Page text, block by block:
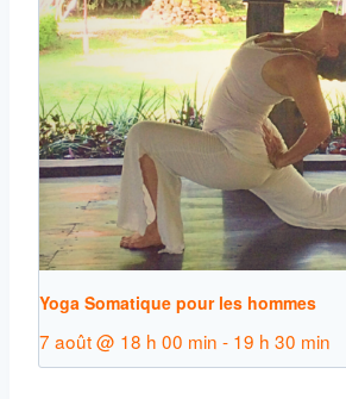
Yoga Somatique pour les hommes
7 août @ 18 h 00 min - 19 h 30 min